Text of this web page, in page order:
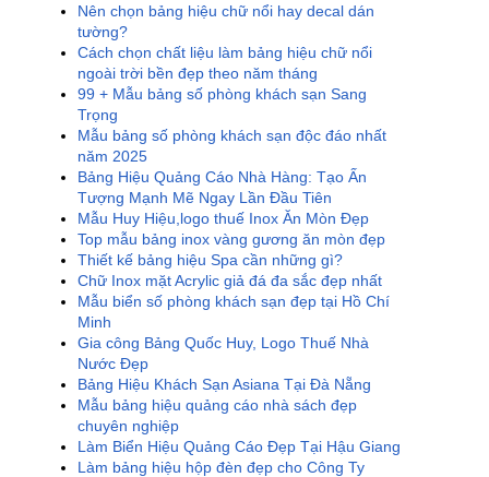
Nên chọn bảng hiệu chữ nổi hay decal dán
tường?
Cách chọn chất liệu làm bảng hiệu chữ nổi
ngoài trời bền đẹp theo năm tháng
99 + Mẫu bảng số phòng khách sạn Sang
Trọng
Mẫu bảng số phòng khách sạn độc đáo nhất
năm 2025
Bảng Hiệu Quảng Cáo Nhà Hàng: Tạo Ấn
Tượng Mạnh Mẽ Ngay Lần Đầu Tiên
Mẫu Huy Hiệu,logo thuế Inox Ăn Mòn Đẹp
Top mẫu bảng inox vàng gương ăn mòn đẹp
Thiết kế bảng hiệu Spa cần những gì?
Chữ Inox mặt Acrylic giả đá đa sắc đẹp nhất
Mẫu biển số phòng khách sạn đẹp tại Hồ Chí
Minh
Gia công Bảng Quốc Huy, Logo Thuế Nhà
Nước Đẹp
Bảng Hiệu Khách Sạn Asiana Tại Đà Nẵng
Mẫu bảng hiệu quảng cáo nhà sách đẹp
chuyên nghiệp
Làm Biển Hiệu Quảng Cáo Đẹp Tại Hậu Giang
Làm bảng hiệu hộp đèn đẹp cho Công Ty